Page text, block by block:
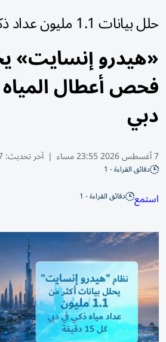
حلل بيانات 1.1 مليون عداد ذكي كل ربع ساعة
«هيدرو إنسايت»
فحص أعطال
دبي
7 أغسطس 2026 23:55 مساء | آخر تحديث:7
دقائق القراءة - 1
استمع دقائق القراءة - 1